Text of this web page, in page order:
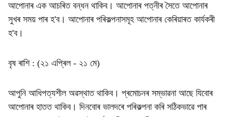
আপোনাৰ এক আচৰিত বন্ধন থাকিব। আপোনাৰ পত্নীৰ সৈতে আপোনাৰ
সুখৰ সময় পাৰ হ'ব। আপোনাৰ পৰিকল্পনাসমূহ আপোনাৰ কেৰিয়াৰত কাৰ্যকৰী
হ'ব।
বৃষ ৰাশি : (২১ এপ্ৰিল - ২১ মে)
আপুনি আধিপত্যশীল অৱস্থাত থাকিব। প্ৰমোচনৰ সম্ভাৱনা আছে যিবোৰ
আপোনাৰ হাতত থাকিব। দিনবোৰ ভালদৰে পৰিকল্পনা কৰি সঠিকভাৱে পাৰ